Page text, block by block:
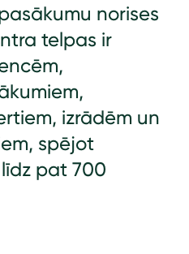
norises
telpas ir
izrādēm un
spējot
pat 700